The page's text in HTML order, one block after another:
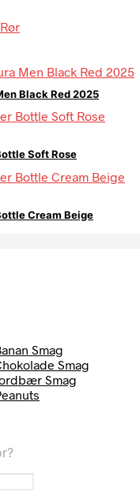
Black Red 2025
Soft Rose
Cream Beige
Smag
Smag
Smag